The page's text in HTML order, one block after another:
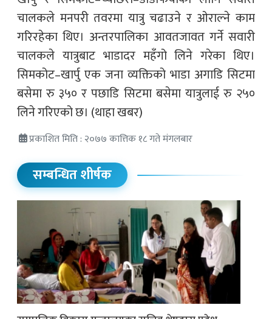
चालकले मनपरी तवरमा यात्रु चढाउने र ओराल्ने काम
गरिरहेका थिए। अन्तरपालिका आवतजावत गर्ने सवारी
चालकले यात्रुबाट भाडादर महँगो लिने गरेका थिए।
सिमकोट–खार्पु एक जना व्यक्तिको भाडा अगाडि सिटमा
बसेमा रु ३५० र पछाडि सिटमा बसेमा यात्रुलाई रु २५०
लिने गरिएको छ। (थाहा खबर)
प्रकाशित मिति : २०७७ कात्तिक १८ गते मंगलबार
सम्बन्धित शीर्षक